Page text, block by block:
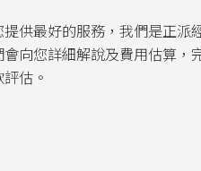
供最好的服務，我們是正派
向您詳細解說及費用估算，
估。